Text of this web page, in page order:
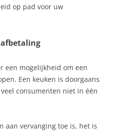
op pad voor uw
een mogelijkheid om een
Een keuken is doorgaans
consumenten niet in één
aan vervanging toe is, het is